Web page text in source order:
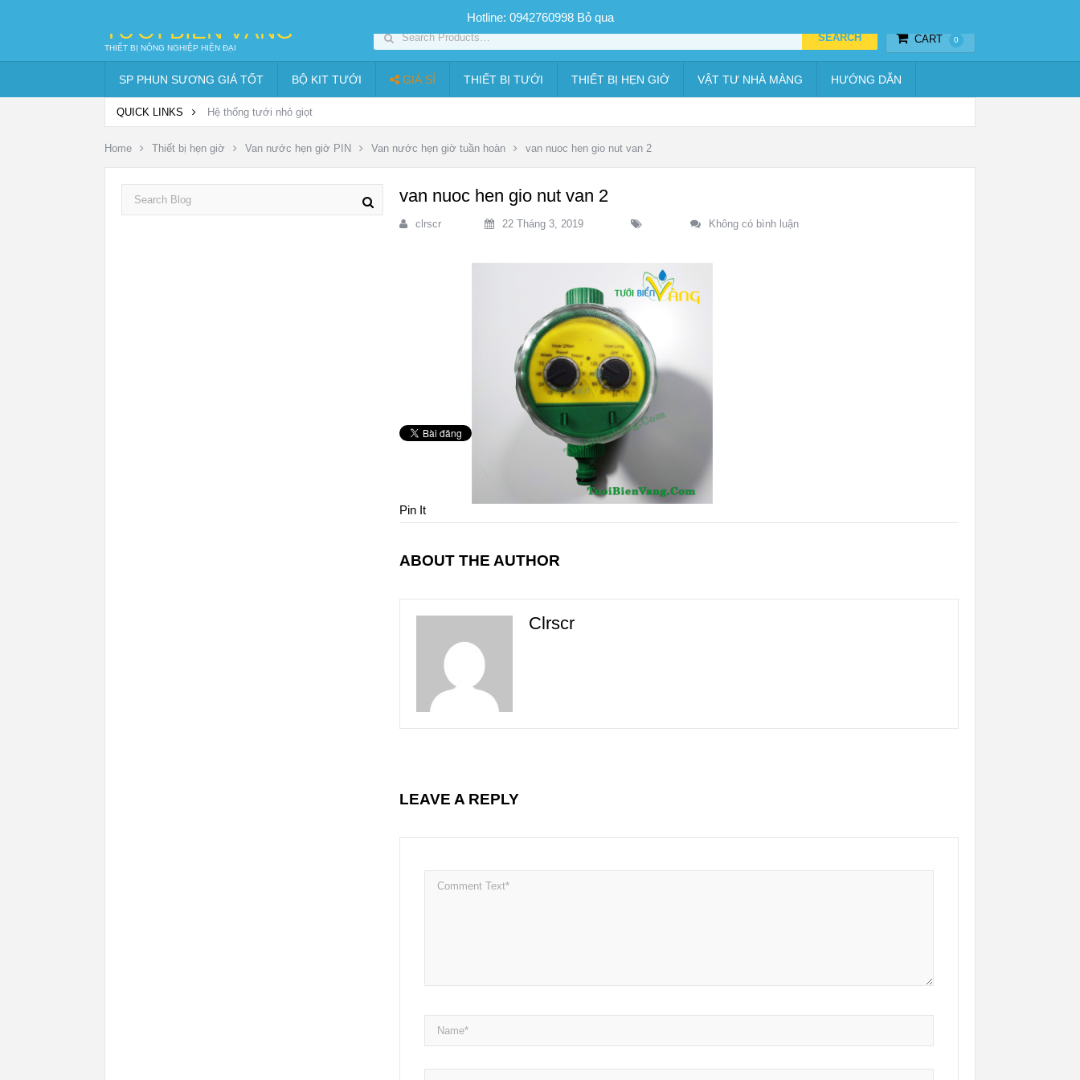
SP PHUN SƯƠNG GIÁ TỐT Bộ KIT tưới
TƯỚI BIỂN VÀNG
THIẾT BỊ NÔNG NGHIỆP HIỆN ĐẠI
CART 0
SP PHUN SƯƠNG GIÁ TỐT BỘ KIT TƯỚI GIÁ SỈ THIẾT BỊ TƯỚI THIẾT BỊ HẸN GIỜ VẬT TƯ NHÀ MÀNG HƯỚNG DẪN
QUICK LINKS Hệ thống tưới nhỏ giọt
Home Thiết bị hẹn giờ Van nước hẹn giờ PIN Van nước hẹn giờ tuần hoàn van nuoc hen gio nut van 2
van nuoc hen gio nut van 2
clrscr 22 Tháng 3, 2019 Không có bình luận
Pin It
ABOUT THE AUTHOR
Clrscr
LEAVE A REPLY
Hotline: 0942760998 Bỏ qua